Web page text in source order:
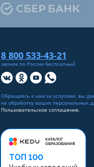
ТОП 100
8 800 533-43-21
звонок по России бесплатный
Обращаясь к нам за услугами, вы
на обработку ваших персональных
Пользовательское соглашение.